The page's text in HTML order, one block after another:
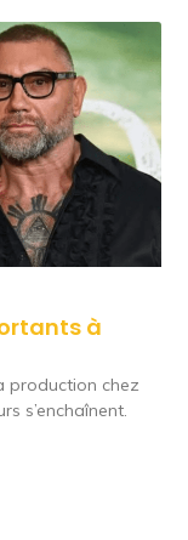
à
production chez
s’enchaînent.